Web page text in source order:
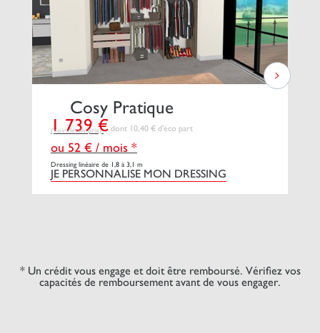
Cosy Pratique
1 739 € dont 10,40 € d'éco part
(Voir détails prix)
ou 52 € / mois *
Dressing linéaire de 1,8 à 3,1 m
JE PERSONNALISE MON DRESSING
* Un crédit vous engage et doit être remboursé. Vérifiez vos
capacités de remboursement avant de vous engager.